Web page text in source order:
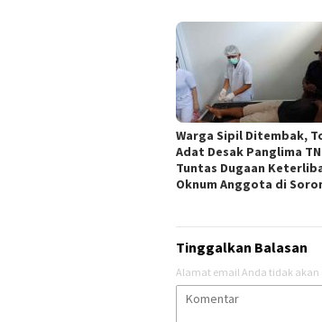
Warga Sipil Ditembak,
Adat Desak Panglima
Tuntas Dugaan
Oknum Anggota di
Tinggalkan Balasan
Alamat email Anda tidak akan